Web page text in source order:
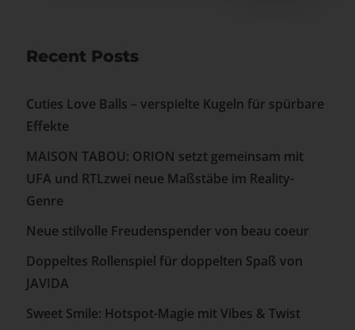
Recent Posts
Cuties Love Balls – verspielte Kugeln für spürbare
Effekte
MAISON TABOU: ORION setzt gemeinsam mit
UFA und RTLzwei neue Maßstäbe im Reality-
Genre
Neue stilvolle Freudenspender von beau coeur
Doppeltes Rollenspiel für doppelten Spaß von
JAVIDA
Sweet Smile: Hotspot-Magie mit Vibes & Twist